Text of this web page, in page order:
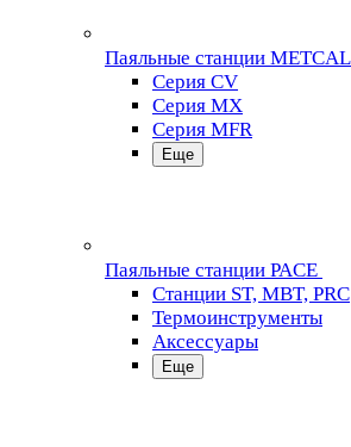
Паяльные станции METCAL
Серия CV
Серия MX
Серия MFR
Еще
Паяльные станции PACE
Станции ST, MBT, PRC
Термоинструменты
Аксессуары
Еще